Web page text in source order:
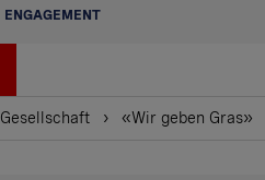
ENGAGEMENT
Gesellschaft «Wir geben Gras»